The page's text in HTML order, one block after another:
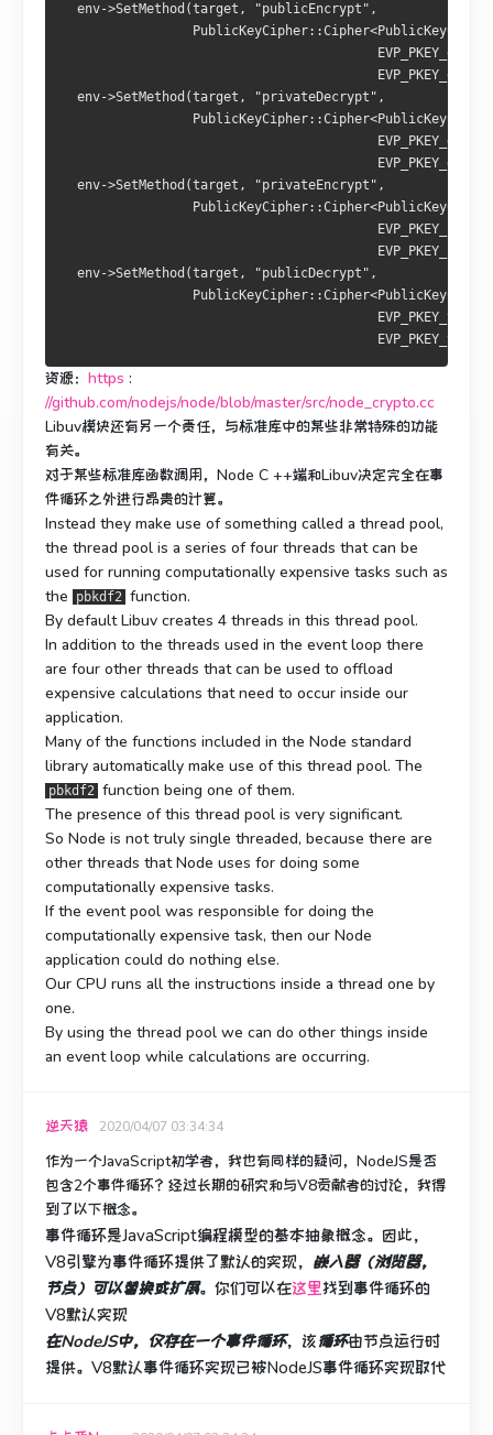
  env->SetMethod(target, "publicEncrypt",
  env->SetMethod(target, "privateDecrypt",
  env->SetMethod(target, "privateEncrypt",
  env->SetMethod(target, "publicDecrypt",
资源： https :
//github.com/nodejs/node/blob/master/src/node_crypto.cc
Libuv模块还有另一个责任，与标准库中的某些非常特殊的功能
有关。
对于某些标准库函数调用，Node C ++端和Libuv决定完全在事
件循环之外进行昂贵的计算。
Instead they make use of something called a thread pool,
the thread pool is a series of four threads that can be
used for running computationally expensive tasks such as
the
pbkdf2 function.
By default Libuv creates 4 threads in this thread pool.
In addition to the threads used in the event loop there
are four other threads that can be used to offload
expensive calculations that need to occur inside our
application.
Many of the functions included in the Node standard
library automatically make use of this thread pool. The
pbkdf2 function being one of them.
The presence of this thread pool is very significant.
So Node is not truly single threaded, because there are
other threads that Node uses for doing some
computationally expensive tasks.
If the event pool was responsible for doing the
computationally expensive task, then our Node
application could do nothing else.
Our CPU runs all the instructions inside a thread one by
one.
By using the thread pool we can do other things inside
an event loop while calculations are occurring.
逆天猿 2020/04/07 03:34:34
作为一个JavaScript初学者，我也有同样的疑问，NodeJS是否
包含2个事件循环？ 经过长期的研究和与V8贡献者的讨论，我得
到了以下概念。
事件循环是JavaScript编程模型的基本抽象概念。 因此，
V8引擎为事件循环提供了默认的实现， 嵌入器（浏览器，
节点）可以替换或扩展。 你们可以在这里找到事件循环的
V8默认实现
在NodeJS中，仅存在一个事件循环，该循环由节点运行时
提供。 V8默认事件循环实现已被NodeJS事件循环实现取代